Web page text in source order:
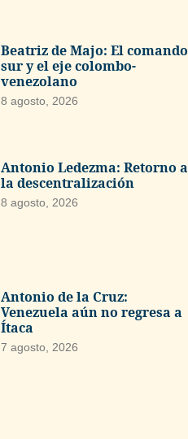
Beatriz de Majo: El comando
sur y el eje colombo-
venezolano
8 agosto, 2026
Antonio Ledezma: Retorno a
la descentralización
8 agosto, 2026
Antonio de la Cruz:
Venezuela aún no regresa a
Ítaca
7 agosto, 2026